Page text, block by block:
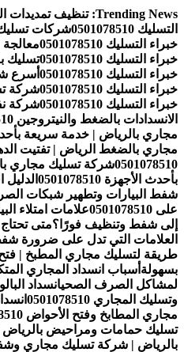
التجاوز
إلى
المحتوى
Trending News: تنظيف تمديدات
التسليك 0501078510
شركات تسليك
خبراء التسليك 0501078510
خبراء التسليك 0501078510
تسليك
خبراء التسليك 0501078510
أسرع
خبراء التسليك 0501078510
شركة
خبراء التسليك 0501078510
شركة
الانسدادات بالضغط والنيتروجين 0501078510
مجاري بالرياض | خدمة سريعة بأحدث
مجاري بالضغط الرياض | تفتيت
0501078510شركة تسليك مجاري
بأحدث الأجهزة 0501078510
شفط البيارات وتطهير شبكات
على 0501078510
علامات امتلاء
إلى شفط وتنظيف فورًا؟متى
العلامات التي تدل على ضرورة
طريقة لتسليك مجاري المطبخ |
بسهولة أسباب انسداد المجاري
لمشاكل الصرف الصحيانسداد
وتسليك المجاري 0501078510
مجاري المطابخ وفتح الأحواض 0501078510
تسليك حمامات ومراحيض بالرياض 0501078510
بالرياض | شركة تسليك مجاري وشفط بيارات